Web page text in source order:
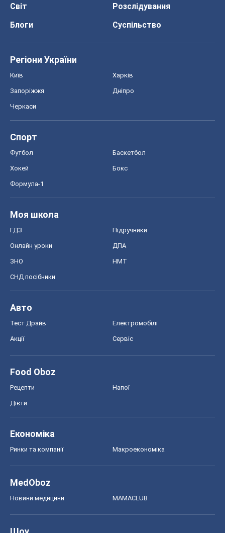
Світ
Розслідування
Блоги
Суспільство
Регіони України
Київ Харків
Запоріжжя Дніпро
Черкаси
Спорт
Футбол Баскетбол
Хокей Бокс
Формула-1
Моя школа
ГДЗ Підручники
Онлайн уроки ДПА
ЗНО НМТ
СНД посібники
Авто
Тест Драйв Електромобілі
Акції Сервіс
Food Oboz
Рецепти Напої
Дієти
Економіка
Ринки та компанії Макроекономіка
MedOboz
Новини медицини MAMACLUB